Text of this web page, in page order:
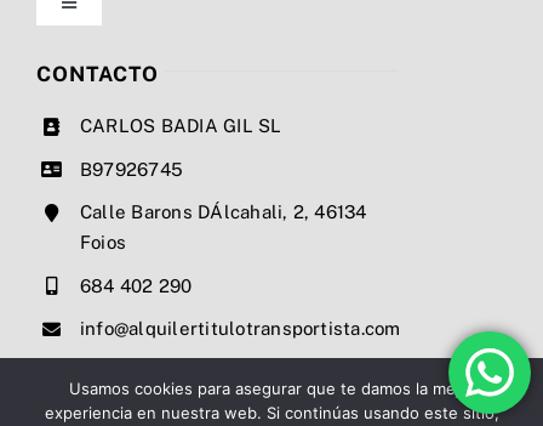
Condiciones de uso
Toggle
Navigation
Nosotros
Precios
Contacto
CONTACTO
CARLOS BADIA GIL SL
B97926745
Calle Barons DÁlcahali, 2, 46134
Foios
684 402 290
info@alquilertitulotransportista.com
Usamos cookies para asegurar que te damos la mejor
experiencia en nuestra web. Si continúas usando este sitio,